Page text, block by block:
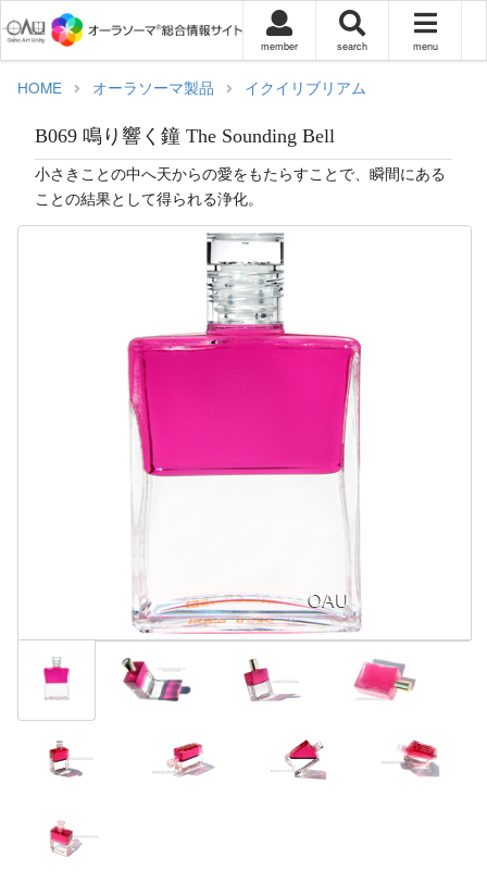
member search menu
HOME オーラソーマ製品 イクイリブリアム
B069 鳴り響く鐘 The Sounding Bell
小さきことの中へ天からの愛をもたらすことで、瞬間にある
ことの結果として得られる浄化。